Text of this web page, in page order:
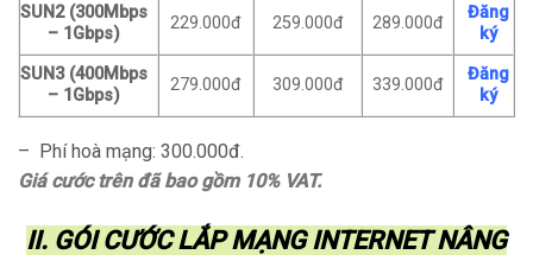
SUN2 (300Mbps
– 1Gbps)
229.000đ 259.000đ 289.000đ
Đăng
ký
SUN3 (400Mbps
– 1Gbps)
279.000đ 309.000đ 339.000đ
Đăng
ký
– Phí hoà mạng: 300.000đ.
Giá cước trên đã bao gồm 10% VAT.
II. GÓI CƯỚC LẮP MẠNG INTERNET NÂNG